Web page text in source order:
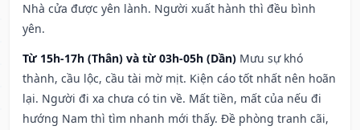
Nhà cửa được yên lành. Người xuất hành thì đều bình
yên.
Từ 15h-17h (Thân) và từ 03h-05h (Dần) Mưu sự khó
thành, cầu lộc, cầu tài mờ mịt. Kiện cáo tốt nhất nên hoãn
lại. Người đi xa chưa có tin về. Mất tiền, mất của nếu đi
hướng Nam thì tìm nhanh mới thấy. Đề phòng tranh cãi,